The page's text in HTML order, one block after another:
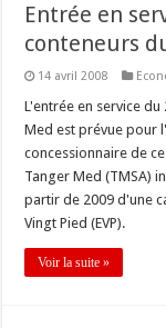
Entrée en
conteneurs
14 avril 2008
L'entrée en service
Med est prévue pour
concessionnaire de
Tanger Med (TMSA)
partir de 2009 d'une
Vingt Pied (EVP).
Voir la suite »